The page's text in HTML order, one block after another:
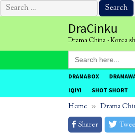
Search
for:
DraCinku
Drama China - Korea
Search
for:
DRAMABOX
IQIYI
SHOT SHORT
Home Drama
Sharer